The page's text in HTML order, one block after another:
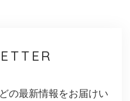
の最新情報をお届けい